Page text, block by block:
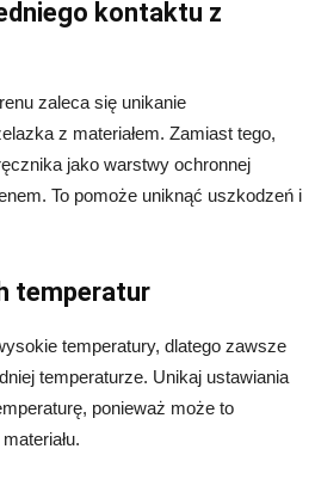
kontaktu z
zaleca się unikanie
z materiałem. Zamiast tego,
jako warstwy ochronnej
To pomoże uniknąć uszkodzeń i
temperatur
temperatury, dlatego zawsze
temperaturze. Unikaj ustawiania
ponieważ może to